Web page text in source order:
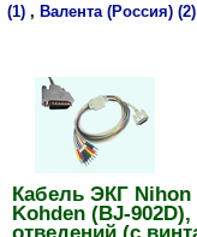
(1) , Валента (Россия) (2)
Кабель ЭКГ Nihon
Kohden (BJ-902D),